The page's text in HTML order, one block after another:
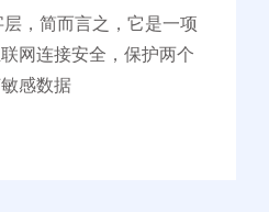
，简而言之，它是一项
网连接安全，保护两个
感数据